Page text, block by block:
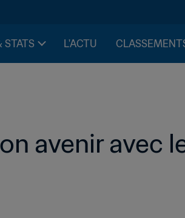
STATS L'ACTU
avenir avec